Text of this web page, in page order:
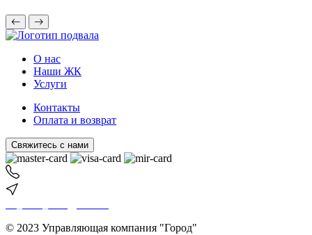
О нас
Наши ЖК
Услуги
Контакты
Оплата и возврат
Свяжитесь с нами
© 2023 Управляющая компания "Город"